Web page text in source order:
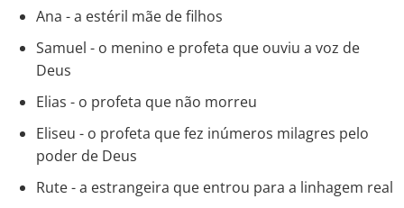
Ana - a estéril mãe de filhos
Samuel - o menino e profeta que ouviu a voz de
Deus
Elias - o profeta que não morreu
Eliseu - o profeta que fez inúmeros milagres pelo
poder de Deus
Rute - a estrangeira que entrou para a linhagem real